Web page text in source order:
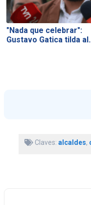
"Nada que celebrar":
Gustavo Gatica tilda
Claves: alcaldes,